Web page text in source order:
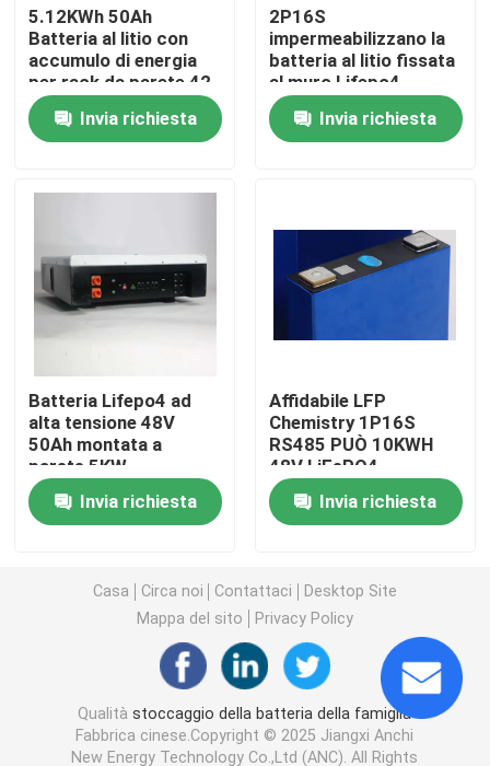
notizie
Tutti i casi
stoccaggio della batteria della famiglia
Sistemi di accumulo di batterie residenziali
Sistemi di accumulo di batterie commerciali
batteria di 48v Lifepo4
batteria del carretto di golf 48V
Accumulatore a energia solare
Batteria al litio di immagazzinamento dell'energia
Batteria LiFePO4
5.12KWh 50Ah
Batteria al litio con
accumulo di energia
per rack da parete 42
kg
Invia richiesta
2P16S
impermeabilizzano la
batteria al litio fissata
al muro Lifepo4
540*435*161mm
Invia richiesta
Batteria Lifepo4 ad
alta tensione 48V
50Ah montata a
parete 5KW
Invia richiesta
Affidabile LFP
Chemistry 1P16S
RS485 PUÒ 10KWH
48V LiFePO4
Powerwall
Invia richiesta
Casa Circa noi Contattaci
Desktop Site
Mappa del sito
Privacy Policy
Qualitàstoccaggio della batteria della famiglia
Fabbrica cinese.Copyright © 2025 Jiangxi Anchi
New Energy Technology Co.,Ltd (ANC). All Rights